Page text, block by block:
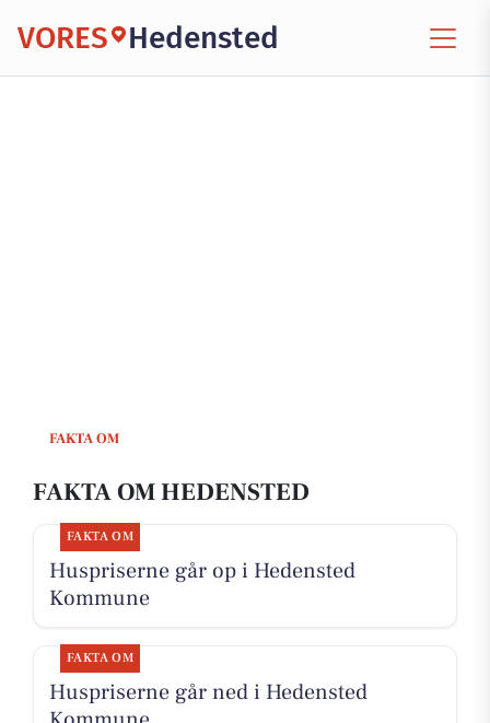
VORES Hedensted
FAKTA OM
FAKTA OM HEDENSTED
FAKTA OM
Huspriserne går op i Hedensted
Kommune
FAKTA OM
Huspriserne går ned i Hedensted